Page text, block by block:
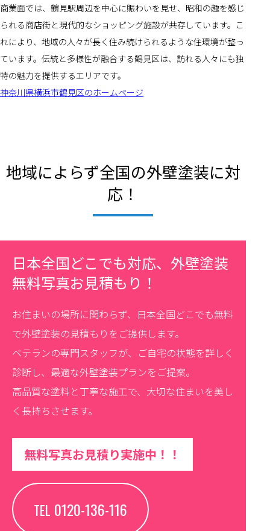
商業面では、鶴見駅周辺を中心に賑わいを見せ、昭和の趣を感じ
られる商店街と現代的なショッピング施設が共存しています。こ
れにより、地域の人々が長く住み続けられるような住環境が整っ
ています。伝統と多様性が融合する鶴見区は、訪れる人々にも独
特の魅力を提供するエリアです。
神奈川県横浜市鶴見区のホームページ
地域によらず全国の外壁塗装に対
応！
日本全国どこでも対応、外壁塗装
無料写真お見積もり！
お住まいの場所に関わらず、日本全国どこでも無料
で外壁塗装の見積もりをご提供します。
ベテランの専門スタッフが、ご自宅の状態を詳しく
診断し、最適な外壁塗装プランをご提案。
高品質な塗料と丁寧な施工で、大切な住まいを美し
く長持ちさせます。
無料写真お見積り実施中！！
TEL 0120-136-116